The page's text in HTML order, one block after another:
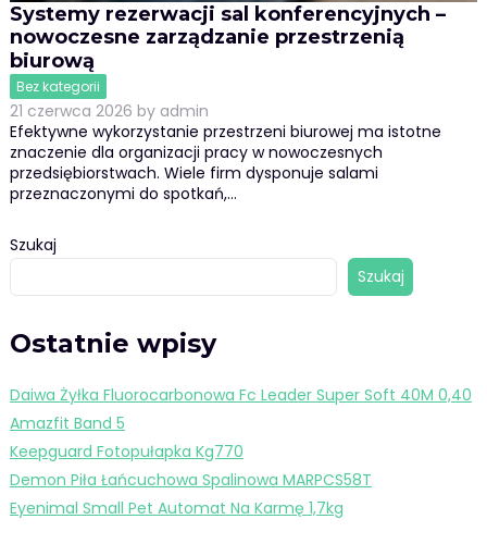
Systemy rezerwacji sal konferencyjnych –
nowoczesne zarządzanie przestrzenią
biurową
Bez kategorii
21 czerwca 2026 by admin
Efektywne wykorzystanie przestrzeni biurowej ma istotne
znaczenie dla organizacji pracy w nowoczesnych
przedsiębiorstwach. Wiele firm dysponuje salami
przeznaczonymi do spotkań,…
Szukaj
Szukaj
Ostatnie wpisy
Daiwa Żyłka Fluorocarbonowa Fc Leader Super Soft 40M 0,40
Amazfit Band 5
Keepguard Fotopułapka Kg770
Demon Piła Łańcuchowa Spalinowa MARPCS58T
Eyenimal Small Pet Automat Na Karmę 1,7kg